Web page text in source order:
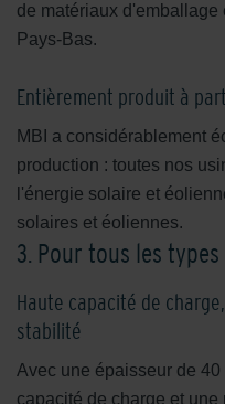
de matériaux
Pays-Bas.
Entièrement produit à
MBI a considérablement
production : toutes nos
l'énergie solaire et
solaires et éoliennes.
3. Pour tous les types
Haute capacité de
stabilité
Avec une épaisseur de
capacité de charge et une